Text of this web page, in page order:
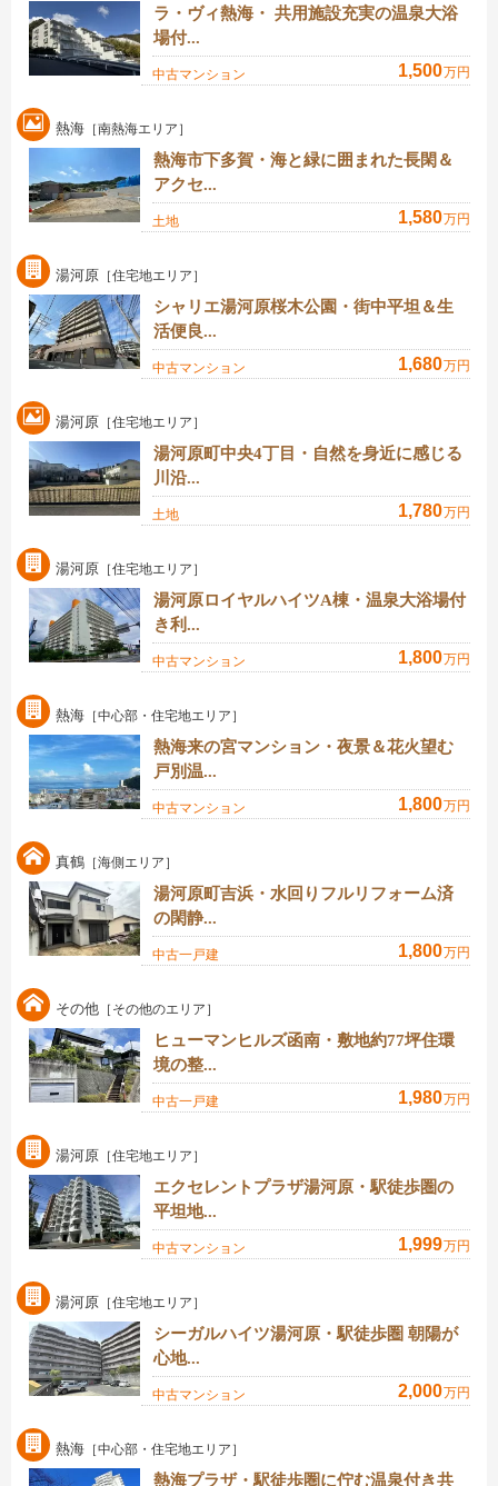
ラ・ヴィ熱海・ 共用施設充実の温泉大浴
場付...
中古マンション 1,500万円
熱海 ［南熱海エリア］
熱海市下多賀・海と緑に囲まれた長閑＆
アクセ...
土地 1,580万円
湯河原 ［住宅地エリア］
シャリエ湯河原桜木公園・街中平坦＆生
活便良...
中古マンション 1,680万円
湯河原 ［住宅地エリア］
湯河原町中央4丁目・自然を身近に感じる
川沿...
土地 1,780万円
湯河原 ［住宅地エリア］
湯河原ロイヤルハイツA棟・温泉大浴場付
き利...
中古マンション 1,800万円
熱海 ［中心部・住宅地エリア］
熱海来の宮マンション・夜景＆花火望む
戸別温...
中古マンション 1,800万円
真鶴 ［海側エリア］
湯河原町吉浜・水回りフルリフォーム済
の閑静...
中古一戸建 1,800万円
その他 ［その他のエリア］
ヒューマンヒルズ函南・敷地約77坪住環
境の整...
中古一戸建 1,980万円
湯河原 ［住宅地エリア］
エクセレントプラザ湯河原・駅徒歩圏の
平坦地...
中古マンション 1,999万円
湯河原 ［住宅地エリア］
シーガルハイツ湯河原・駅徒歩圏 朝陽が
心地...
中古マンション 2,000万円
熱海 ［中心部・住宅地エリア］
熱海プラザ・駅徒歩圏に佇む温泉付き共